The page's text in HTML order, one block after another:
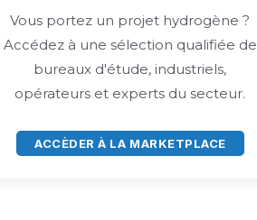
Vous portez un projet hydrogène ?
Accédez à une sélection qualifiée de
bureaux d'étude, industriels,
opérateurs et experts du secteur.
ACCÈDER À LA MARKETPLACE